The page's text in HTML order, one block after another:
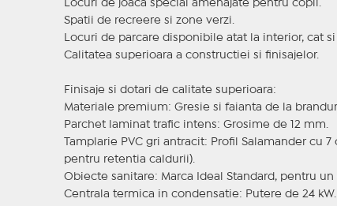
Locuri de joaca special amenajate pentru copii.
Spatii de recreere si zone verzi.
Locuri de parcare disponibile atat la interior, cat si
Calitatea superioara a constructiei si finisajelor.
Finisaje si dotari de calitate superioara:
Materiale premium: Gresie si faianta de la
Parchet laminat trafic intens: Grosime de 12 mm.
Tamplarie PVC gri antracit: Profil Salamander cu
pentru retentia caldurii).
Obiecte sanitare: Marca Ideal Standard, pentru
Centrala termica in condensatie: Putere de 24 kW.